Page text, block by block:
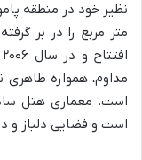
مداوم، همواره ظاهری
است. معماری هتل
است و فضایی دلباز و